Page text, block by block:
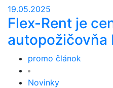
19.05.2025
Flex-Rent je
autopožičovňa
promo článok
Novinky